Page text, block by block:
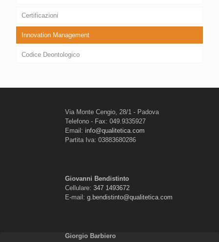
Certificazioni
Innovation Management
Codice Deontologico
Via Monte Cengio, 28/1 - Padova
Telefono - Fax: 049.9335927
Email: info@qualitetica.com
Partita Iva: 03883680286
Giovanni Bendistinto
Cellulare: 347 1493672
E-mail: g.bendistinto@qualitetica.com
Giorgio Barbiero